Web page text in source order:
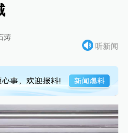
涛
听新闻